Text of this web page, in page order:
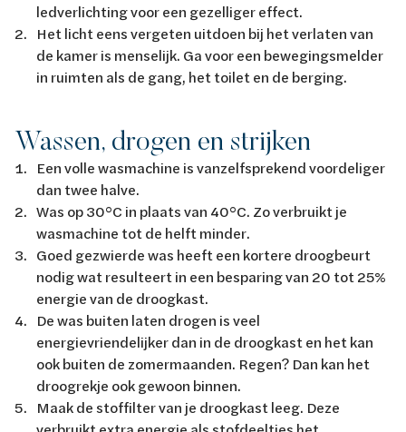
ledverlichting voor een gezelliger effect.
Het licht eens vergeten uitdoen bij het verlaten van
de kamer is menselijk. Ga voor een bewegingsmelder
in ruimten als de gang, het toilet en de berging.
Wassen, drogen en strijken
Een volle wasmachine is vanzelfsprekend voordeliger
dan twee halve.
Was op 30°C in plaats van 40°C. Zo verbruikt je
wasmachine tot de helft minder.
Goed gezwierde was heeft een kortere droogbeurt
nodig wat resulteert in een besparing van 20 tot 25%
energie van de droogkast.
De was buiten laten drogen is veel
energievriendelijker dan in de droogkast en het kan
ook buiten de zomermaanden. Regen? Dan kan het
droogrekje ook gewoon binnen.
Maak de stoffilter van je droogkast leeg. Deze